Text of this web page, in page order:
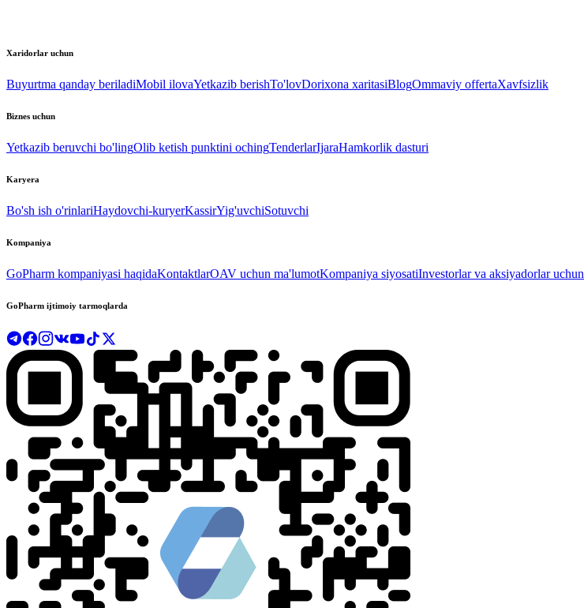
Xaridorlar uchun
Buyurtma qanday beriladiMobil ilovaYetkazib berishTo'lovDorixona xaritasiBlogOmmaviy offertaXavfsizlik
Biznes uchun
Yetkazib beruvchi bo'lingOlib ketish punktini ochingTenderlarIjaraHamkorlik dasturi
Karyera
Bo'sh ish o'rinlariHaydovchi-kuryerKassirYig'uvchiSotuvchi
Kompaniya
GoPharm kompaniyasi haqidaKontaktlarOAV uchun ma'lumotKompaniya siyosatiInvestorlar va aksiyadorlar uchun
GoPharm ijtimoiy tarmoqlarda